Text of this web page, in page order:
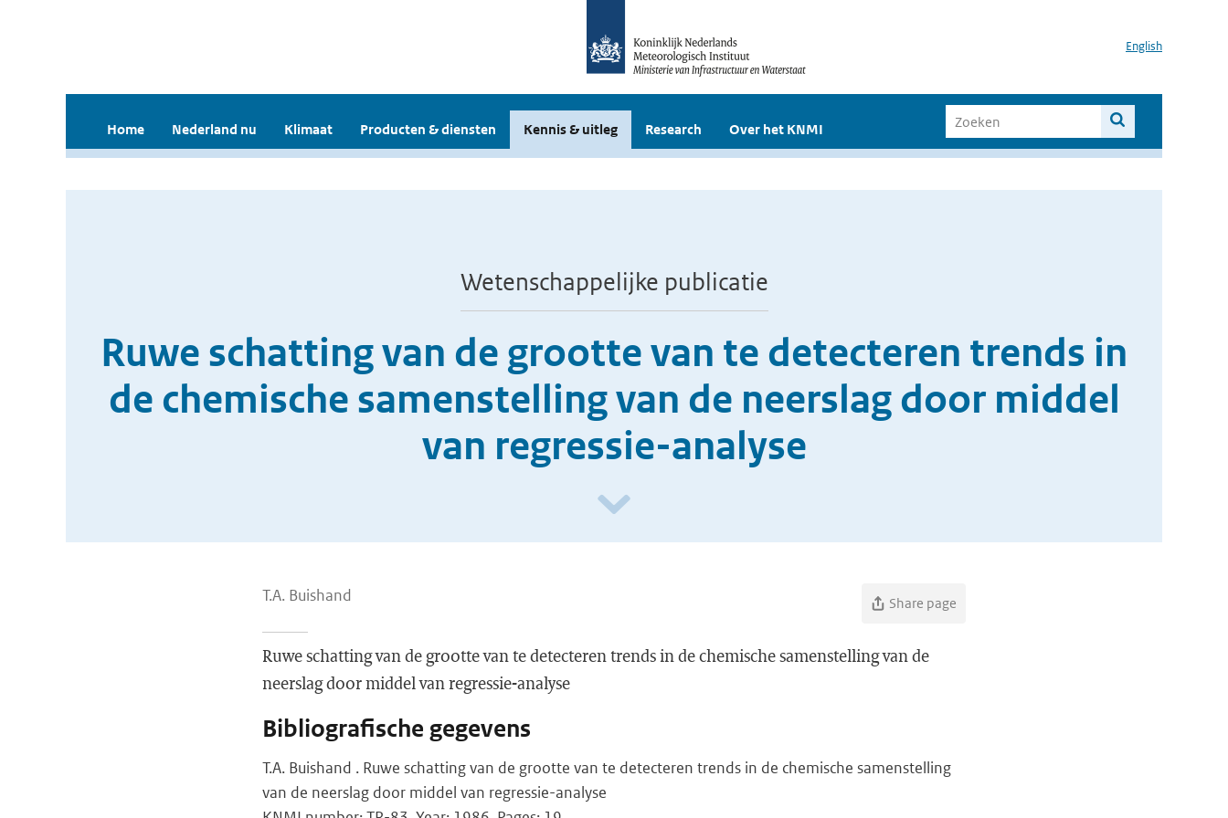
English
Home Nederland nu Klimaat Producten & diensten Kennis & uitleg Research Over het KNMI
Wetenschappelijke publicatie
Ruwe schatting van de grootte van te detecteren trends in
de chemische samenstelling van de neerslag door middel
van regressie-analyse
T.A. Buishand Share page
Ruwe schatting van de grootte van te detecteren trends in de chemische samenstelling van de
neerslag door middel van regressie-analyse
Bibliografische gegevens
T.A. Buishand . Ruwe schatting van de grootte van te detecteren trends in de chemische samenstelling
van de neerslag door middel van regressie-analyse